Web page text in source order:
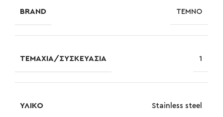
BRAND TEMNO
ΤΕΜΆΧΙΑ/ΣΥΣΚΕΥΑΣΊΑ 1
ΥΛΙΚΌ Stainless steel